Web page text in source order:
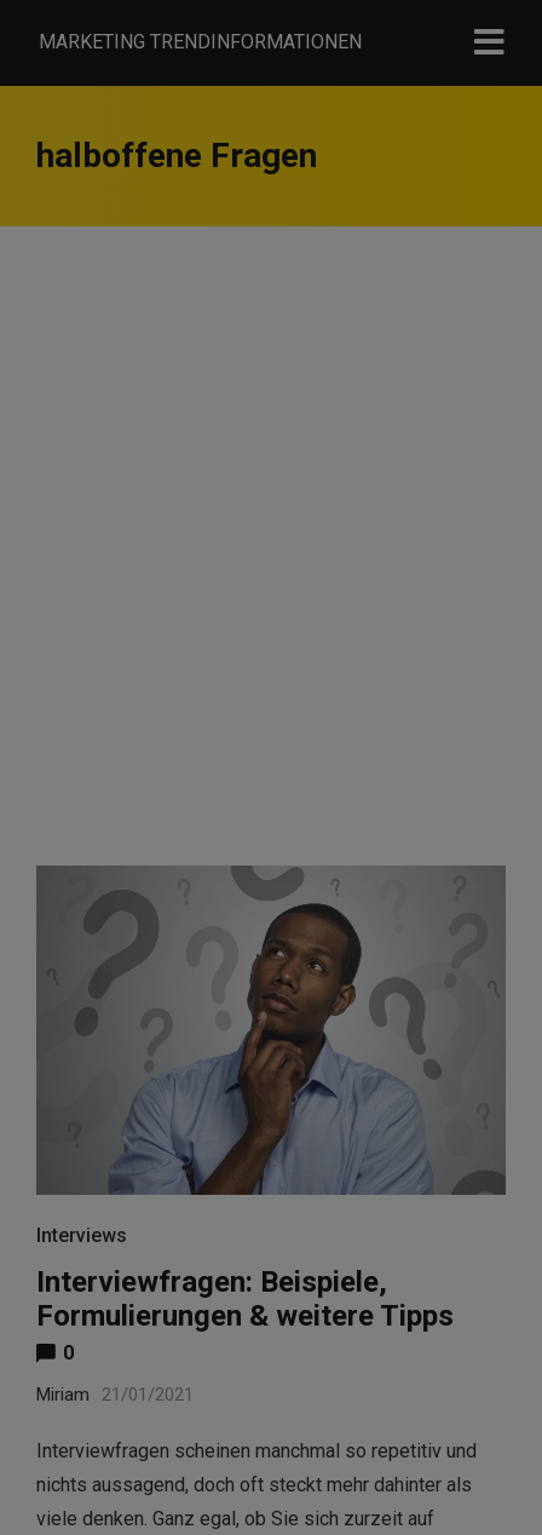
MARKETING TRENDINFORMATIONEN
halboffene Fragen
Interviews
Interviewfragen: Beispiele,
Formulierungen & weitere Tipps
0
Miriam 21/01/2021
Interviewfragen scheinen manchmal so repetitiv und
nichts aussagend, doch oft steckt mehr dahinter als
viele denken. Ganz egal, ob Sie sich zurzeit auf